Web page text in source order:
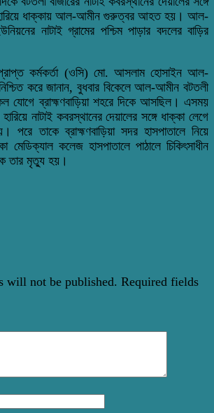
হারিয়ে ধাক্কায় আল-আমীন গুরুত্বর আহত হয়। আল-
নাটাই গ্রামের পশ্চিম পাড়ার বদলের বাড়ির
কর্মকর্তা (ওসি) মো. আসলাম হোসাইন আল-
করে জানান, বুধবার বিকেলে আল-আমীন বটতলী
যোগে ব্রাহ্মণবাড়িয়া শহরে দিকে আসছিল। এসময়
নাটাই কবরস্থানের দেয়ালের সঙ্গে ধাক্কা লেগে
তাকে ব্রাহ্মণবাড়িয়া সদর হাসপাতালে নিয়ে
মেডিক্যাল কলেজ হাসপাতালে পাঠালে চিকিৎসাধীন
তার মৃত্যু হয়।
will not be published. Required fields